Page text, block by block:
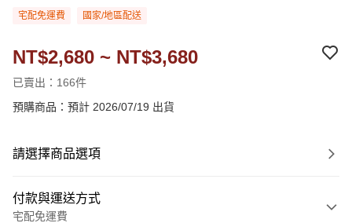
宅配免運費 國家/地區配送
NT$2,680 ~ NT$3,680
已賣出：166件
預購商品：預計 2026/07/19 出貨
請選擇商品選項
付款與運送方式
宅配免運費